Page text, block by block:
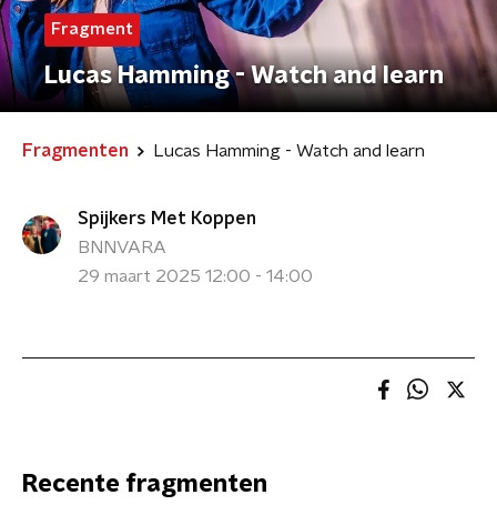
Fragment
Lucas Hamming - Watch and learn
Fragmenten Lucas Hamming - Watch and learn
Spijkers Met Koppen
BNNVARA
29 maart 2025 12:00 - 14:00
Recente fragmenten